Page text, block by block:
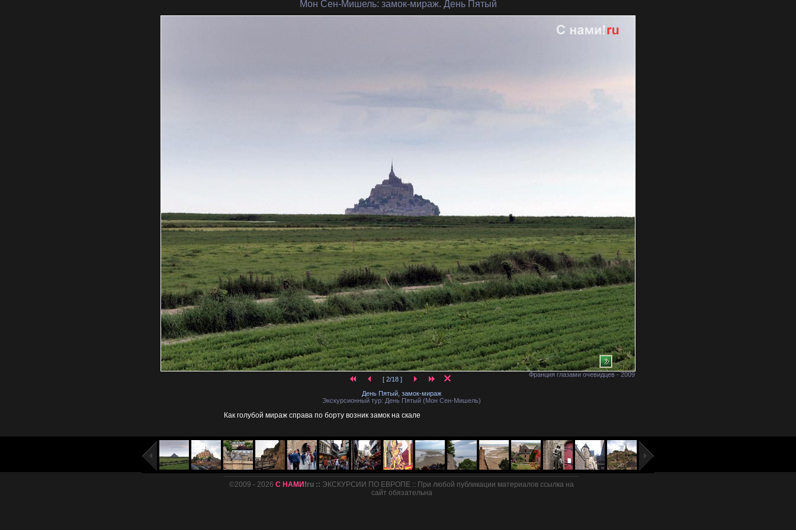
Мон Сен-Мишель: замок-мираж. День Пятый
Франция глазами очевидцев - 2009
[ 2/18 ]
День Пятый, замок-мираж
Экскурсионный тур: День Пятый (Мон Сен-Мишель)
Как голубой мираж справа по борту возник замок на скале
©2009 - 2026 С НАМИ!ru :: ЭКСКУРСИИ ПО ЕВРОПЕ :: При любой публикации материалов ссылка на
сайт обязательна